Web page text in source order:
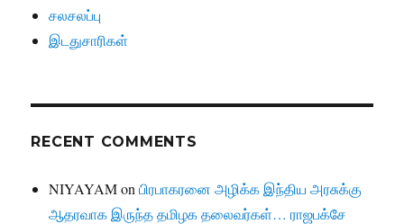
சலசலப்பு
இடதுசாரிகள்
RECENT COMMENTS
NIYAYAMonபிரபாகரனை அழிக்க இந்திய அரசுக்கு
ஆதரவாக இருந்த தமிழக தலைவர்கள்… ராஜபக்சே